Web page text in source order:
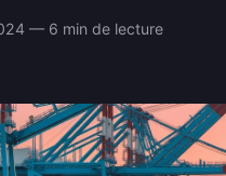
— 6 min de lecture